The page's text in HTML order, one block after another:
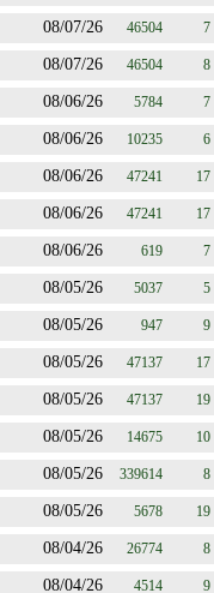
08/07/26 46504 7
08/07/26 46504 8
08/06/26 5784 7
08/06/26 10235 6
08/06/26 47241 17
08/06/26 47241 17
08/06/26 619 7
08/05/26 5037 5
08/05/26 947 9
08/05/26 47137 17
08/05/26 47137 19
08/05/26 14675 10
08/05/26 339614 8
08/05/26 5678 19
08/04/26 26774 8
08/04/26 4514 9